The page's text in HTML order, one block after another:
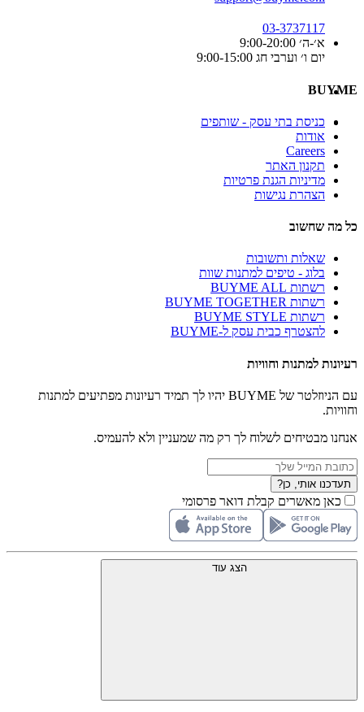
03-3737117
א׳-ה׳ 9:00-20:00
יום ו׳ וערבי חג 9:00-15:00
BUYME
כניסת בתי עסק - שותפים
אודות
Careers
תקנון האתר
מדיניות הגנת פרטיות
הצהרת נגישות
כל מה שחשוב
שאלות ותשובות
בלוג - טיפים למתנות שוות
רשתות BUYME ALL
רשתות BUYME TOGETHER
רשתות BUYME STYLE
להצטרף כבית עסק ל-BUYME
רעיונות למתנות וחוויות
עם הניוזלטר של BUYME יהיו לך תמיד רעיונות מפתיעים למתנות
וחוויות.
אנחנו מבטיחים לשלוח לך רק מה שמעניין ולא להעמיס.
תעדכנו אותי, כן?
כאן מאשרים קבלת דואר פרסומי
הצג עוד